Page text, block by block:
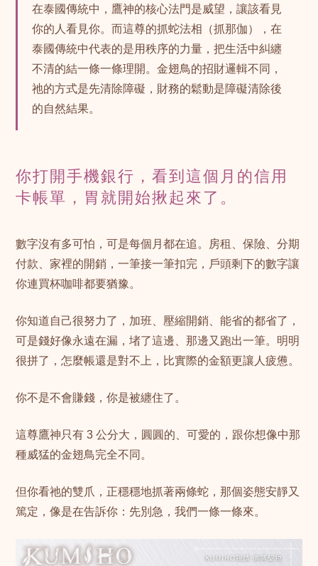
在泰國傳統中，鷹神的核心法門是威望，讓該看見
你的人看見你。而這尊的抓蛇法相（抓那伽），在
泰國傳統中代表的是用秩序的力量，把生活中糾纏
不清的結一條一條理開。金翅鳥的招財邏輯不同，
祂的方式是先清除障礙，財務的鬆動是障礙清除後
的自然結果。
你打開手機銀行，看到這個月的信用
卡帳單，胃就開始揪起來了。
數字沒有多可怕，可是每個月都在追。房租、保險、分期
付款、家裡的開銷，一筆接一筆扣完，戶頭剩下的數字讓
你連買杯咖啡都要猶豫。
你知道自己很努力了，加班、壓縮開銷、能省的都省了，
可是錢好像永遠在漏，堵了這邊、那邊又跑出一筆。明明
很拼了，怎麼帳還是對不上，比實際的金額更讓人疲憊。
你不是不會賺錢，你是被纏住了。
這尊鷹神只有 3 公分大，圓圓的、可愛的，跟你想像中那
種威猛的金翅鳥完全不同。
但你看祂的雙爪，正穩穩地抓著兩條蛇，那個姿態安靜又
篤定，像是在告訴你：先別急，我們一條一條來。